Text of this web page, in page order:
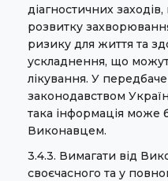
діагностичних
розвитку
ризику для життя та
ускладнення, що
лікування. У
законодавством
така інформація може
Виконавцем.
3.4.3. Вимагати від
своєчасного та у